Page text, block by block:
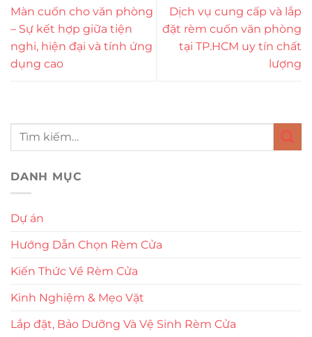
Màn cuốn cho văn phòng
– Sự kết hợp giữa tiện
nghi, hiện đại và tính ứng
dụng cao
Dịch vụ cung cấp và lắp
đặt rèm cuốn văn phòng
tại TP.HCM uy tín chất
lượng
DANH MỤC
Dự án
Hướng Dẫn Chọn Rèm Cửa
Kiến Thức Về Rèm Cửa
Kinh Nghiệm & Mẹo Vặt
Lắp đặt, Bảo Dưỡng Và Vệ Sinh Rèm Cửa